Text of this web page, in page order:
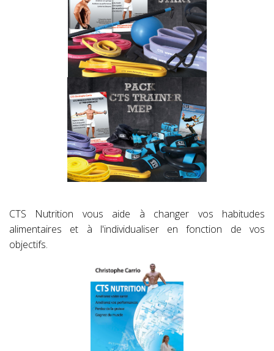
CTS Nutrition vous aide à changer vos habitudes
alimentaires et à l'individualiser en fonction de vos
objectifs.